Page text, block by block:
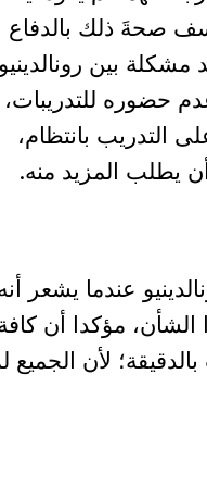
نسف صحةَ ذلك
مشكلة بين
حضوره للتدريبات،
التدريب بانتظام،
يطلب المزيد منه.
عندما يشعر
مؤكدا أن
لأن الجميع